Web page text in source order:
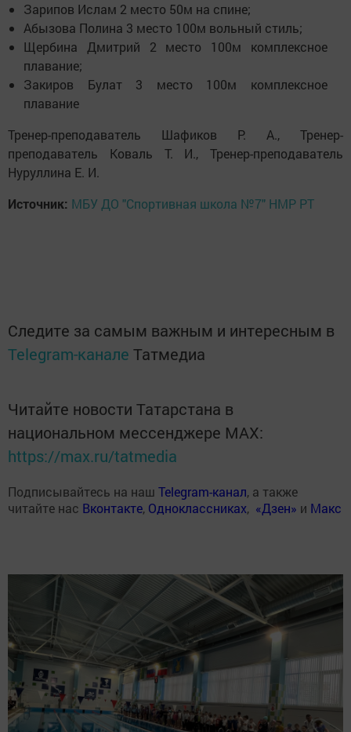
Зарипов Ислам 2 место 50м на спине;
Абызова Полина 3 место 100м вольный стиль;
Щербина Дмитрий 2 место 100м комплексное
плавание;
Закиров Булат 3 место 100м комплексное
плавание
Тренер-преподаватель Шафиков Р. А., Тренер-
преподаватель Коваль Т. И., Тренер-преподаватель
Нуруллина Е. И.
Источник: МБУ ДО "Спортивная школа №7" НМР РТ
Следите за самым важным и интересным в
Telegram-канале Татмедиа
Читайте новости Татарстана в
национальном мессенджере MАХ:
https://max.ru/tatmedia
Подписывайтесь на наш Telegram-канал, а также
читайте нас Вконтакте, Одноклассниках, «Дзен» и Макс